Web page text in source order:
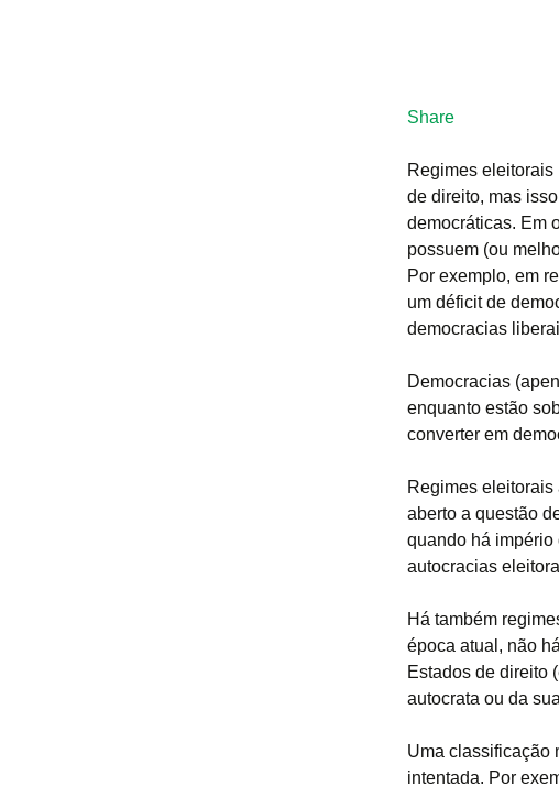
Share
Regimes
de direito, mas
democráticas. Em
possuem (ou
Por exemplo, em
um déficit de
democracias
Democracias
enquanto estão
converter em
Regimes
aberto a questão
quando há império
autocracias
Há também
época atual, não
Estados de direito
autocrata ou da
Uma classificação
intentada. Por